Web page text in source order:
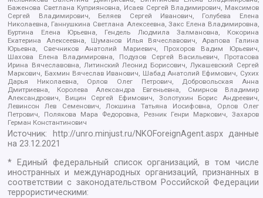
Баженова Светлана Куприяновна, Исаев Сергей Владимирович, Максимов
Сергей Владимирович, Беляев Сергей Иванович, Голубева Елена
Николаевна, Ганнушкина Светлана Алексеевна, Закс Елена Владимировна,
Буртина Елена Юрьевна, Гендель Людмила Залмановна, Кокорина
Екатерина Алексеевна, Шуманов Илья Вячеславович, Арапова Галина
Юрьевна, Свечников Анатолий Мариевич, Прохоров Вадим Юрьевич,
Шахова Елена Владимировна, Подузов Сергей Васильевич, Протасова
Ирина Вячеславовна, Литинский Леонид Борисович, Лукашевский Сергей
Маркович, Бахмин Вячеслав Иванович, Шабад Анатолий Ефимович, Сухих
Дарья Николаевна, Орлов Олег Петрович, Добровольская Анна
Дмитриевна, Королева Александра Евгеньевна, Смирнов Владимир
Александрович, Вицин Сергей Ефимович, Золотухин Борис Андреевич,
Левинсон Лев Семенович, Локшина Татьяна Иосифовна, Орлов Олег
Петрович, Полякова Мара Федоровна, Резник Генри Маркович, Захаров
Герман Константинович
Источник: http://unro.minjust.ru/NKOForeignAgent.aspxданные
на23.12.2021
* Единый федеральный список организаций, в том числе
иностранных и международных организаций, признанных в
соответствии с законодательством Российской Федерации
террористическими: